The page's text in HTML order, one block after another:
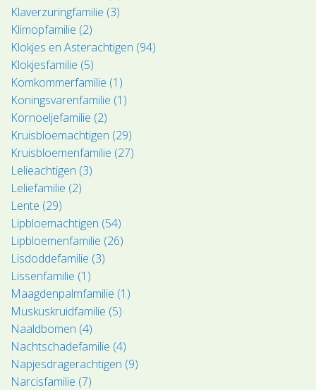
Klaverzuringfamilie (3)
Klimopfamilie (2)
Klokjes en Asterachtigen (94)
Klokjesfamilie (5)
Komkommerfamilie (1)
Koningsvarenfamilie (1)
Kornoeljefamilie (2)
Kruisbloemachtigen (29)
Kruisbloemenfamilie (27)
Lelieachtigen (3)
Leliefamilie (2)
Lente (29)
Lipbloemachtigen (54)
Lipbloemenfamilie (26)
Lisdoddefamilie (3)
Lissenfamilie (1)
Maagdenpalmfamilie (1)
Muskuskruidfamilie (5)
Naaldbomen (4)
Nachtschadefamilie (4)
Napjesdragerachtigen (9)
Narcisfamilie (7)